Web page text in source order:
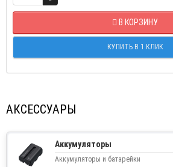
В КОРЗИНУ
КУПИТЬ В 1 КЛИК
АКСЕССУАРЫ
Аккумуляторы
Аккумуляторы и батарейки